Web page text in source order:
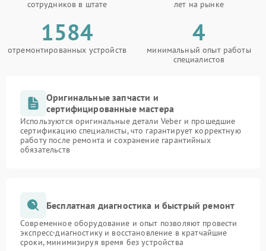
сотрудников в штате лет на рынке
1584
отремонтированных устройств
4
минимальный опыт работы
специалистов
Оригинальные запчасти и
сертифицированные мастера
Используются оригинальные детали Veber и прошедшие
сертификацию специалисты, что гарантирует корректную
работу после ремонта и сохранение гарантийных
обязательств
Бесплатная диагностика и быстрый ремонт
Современное оборудование и опыт позволяют провести
экспресс-диагностику и восстановление в кратчайшие
сроки, минимизируя время без устройства